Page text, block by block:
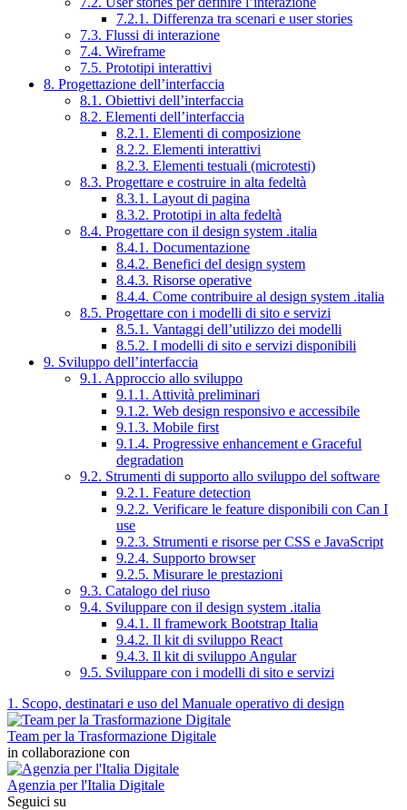
7.2.1. Differenza tra scenari e user stories
7.3. Flussi di interazione
7.4. Wireframe
7.5. Prototipi interattivi
8. Progettazione dell’interfaccia
8.1. Obiettivi dell’interfaccia
8.2. Elementi dell’interfaccia
8.2.1. Elementi di composizione
8.2.2. Elementi interattivi
8.2.3. Elementi testuali (microtesti)
8.3. Progettare e costruire in alta fedeltà
8.3.1. Layout di pagina
8.3.2. Prototipi in alta fedeltà
8.4. Progettare con il design system .italia
8.4.1. Documentazione
8.4.2. Benefici del design system
8.4.3. Risorse operative
8.4.4. Come contribuire al design system .italia
8.5. Progettare con i modelli di sito e servizi
8.5.1. Vantaggi dell’utilizzo dei modelli
8.5.2. I modelli di sito e servizi disponibili
9. Sviluppo dell’interfaccia
9.1. Approccio allo sviluppo
9.1.1. Attività preliminari
9.1.2. Web design responsivo e accessibile
9.1.3. Mobile first
9.1.4. Progressive enhancement e Graceful
degradation
9.2. Strumenti di supporto allo sviluppo del software
9.2.1. Feature detection
9.2.2. Verificare le feature disponibili con Can I
use
9.2.3. Strumenti e risorse per CSS e JavaScript
9.2.4. Supporto browser
9.2.5. Misurare le prestazioni
9.3. Catalogo del riuso
9.4. Sviluppare con il design system .italia
9.4.1. Il framework Bootstrap Italia
9.4.2. Il kit di sviluppo React
9.4.3. Il kit di sviluppo Angular
9.5. Sviluppare con i modelli di sito e servizi
1. Scopo, destinatari e uso del Manuale operativo di design
Team per la Trasformazione Digitale
in collaborazione con
Agenzia per l'Italia Digitale
Seguici su